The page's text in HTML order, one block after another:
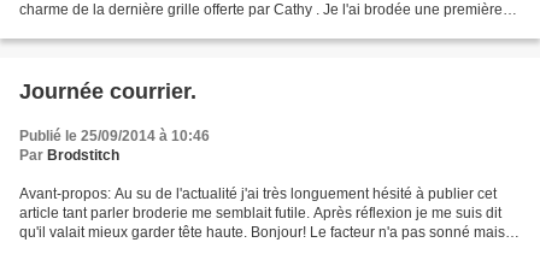
charme de la dernière grille offerte par Cathy . Je l'ai brodée une première
Journée courrier.
Publié le 25/09/2014 à 10:46
Par Brodstitch
Avant-propos: Au su de l'actualité j'ai très longuement hésité à publier cet
article tant parler broderie me semblait futile. Après réflexion je me suis dit
qu'il valait mieux garder tête haute. Bonjour! Le facteur n'a pas sonné mais il